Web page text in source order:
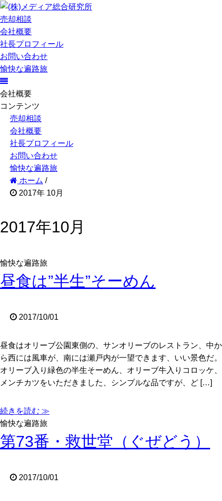
売却相談
会社概要
社長プロフィール
お問い合わせ
愉快な遍路旅
会社概要
コンテンツ
売却相談
会社概要
社長プロフィール
お問い合わせ
愉快な遍路旅
ホーム /
2017年 10月
2017年10月
愉快な遍路旅
昼食は”半生”そーめん
2017/10/01
昼食はオリーブ公園東側の、サンオリーブのレストラン、中か
ら西には風車が、南には瀬戸内が一望できます、いい景色だ。
オリーブ入り緑色の半生そーめん、オリーブ牛入りコロッケ、
メンチカツをいただきました、シンプルな品ですが、ど […]
続きを読む ≫
愉快な遍路旅
第73番・救世堂（ぐぜどう）
2017/10/01